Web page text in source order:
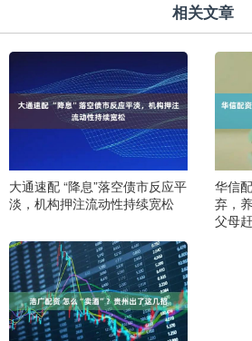
相关文章
大通速配 “降息”落空债市反应平
淡，机构押注流动性持续宽松
华信
弃，
父母